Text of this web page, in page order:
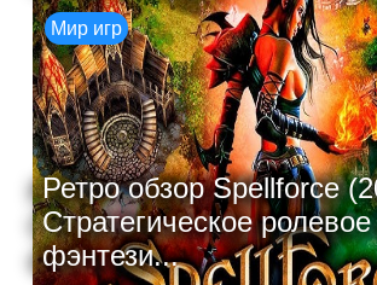
Мир игр
Ретро обзор Spellforce
Стратегическое ролевое
фэнтези...